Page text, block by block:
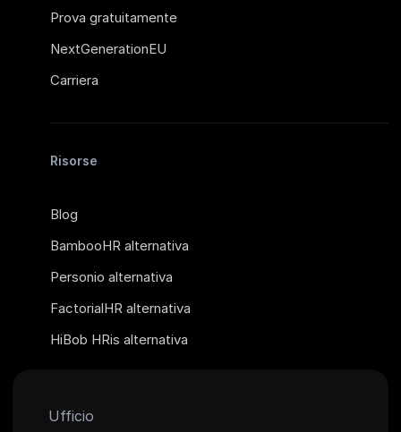
Prova gratuitamente
NextGenerationEU
Carriera
Risorse
Blog
BambooHR alternativa
Personio alternativa
FactorialHR alternativa
HiBob HRis alternativa
Ufficio